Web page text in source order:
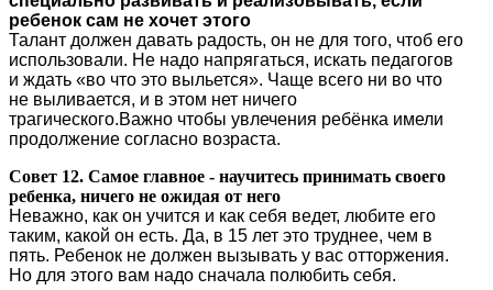
ребенок сам не хочет этого
Талант должен давать радость, он не для того, чтоб его
использовали. Не надо напрягаться, искать педагогов
и ждать «во что это выльется». Чаще всего ни во что
не выливается, и в этом нет ничего
трагического.Важно чтобы увлечения ребёнка имели
продолжение согласно возраста.
Совет 12. Самое главное - научитесь принимать своего
ребенка, ничего не ожидая от него
Неважно, как он учится и как себя ведет, любите его
таким, какой он есть. Да, в 15 лет это труднее, чем в
пять. Ребенок не должен вызывать у вас отторжения.
Но для этого вам надо сначала полюбить себя.